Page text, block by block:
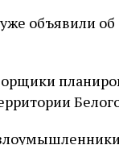
объявили
Тиша бе‑Ав,
города и тем
2